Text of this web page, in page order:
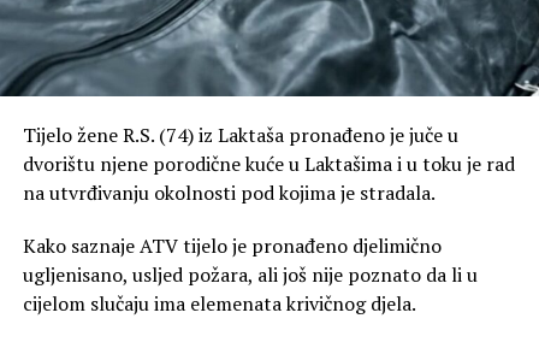
Tijelo žene R.S. (74) iz Laktaša pronađeno je juče u
dvorištu njene porodične kuće u Laktašima i u toku je rad
na utvrđivanju okolnosti pod kojima je stradala.
Kako saznaje ATV tijelo je pronađeno djelimično
ugljenisano, usljed požara, ali još nije poznato da li u
cijelom slučaju ima elemenata krivičnog djela.